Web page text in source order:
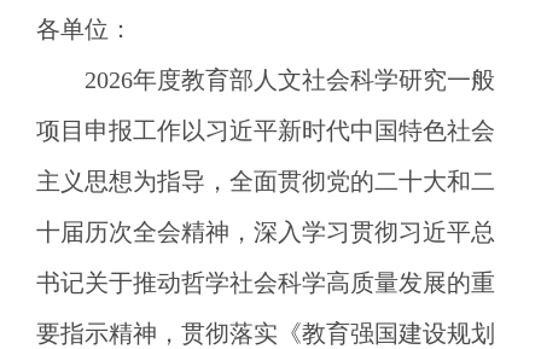
各单位：
2026年度教育部人文社会科学研究一般
项目申报工作以习近平新时代中国特色社会
主义思想为指导，全面贯彻党的二十大和二
十届历次全会精神，深入学习贯彻习近平总
书记关于推动哲学社会科学高质量发展的重
要指示精神，贯彻落实《教育强国建设规划